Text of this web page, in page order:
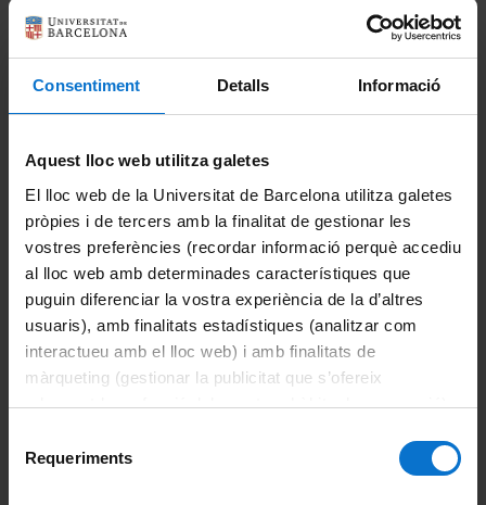
Consentiment Detalls Informació
Aquest lloc web utilitza galetes
El lloc web de la Universitat de Barcelona utilitza galetes
pròpies i de tercers amb la finalitat de gestionar les
vostres preferències (recordar informació perquè accediu
al lloc web amb determinades característiques que
puguin diferenciar la vostra experiència de la d’altres
usuaris), amb finalitats estadístiques (analitzar com
interactueu amb el lloc web) i amb finalitats de
màrqueting (gestionar la publicitat que s’ofereix
adequant-la en funció dels vostres hàbits de navegació).
consultar laPolítica de galetes del lloc web de la
Requeriments
Conoce la facultad
Órganos de gobierno
Administración
Departamentos
Profesorado
Puntos de información
Directorio